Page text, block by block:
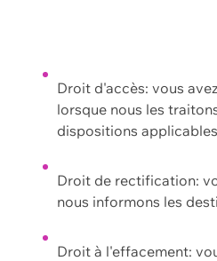
Droit d'accès: vous
lorsque nous les
dispositions
Droit de rectification:
nous informons les
Droit à l'effacement: